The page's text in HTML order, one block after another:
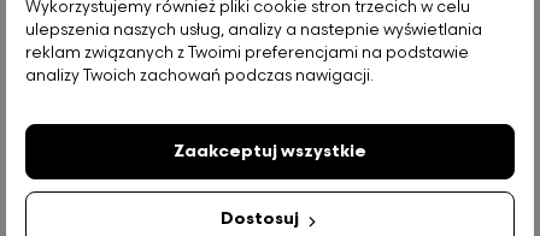
2. Wartość kodu rabatowego wyliczana jest na podstawie ilości
wymienionych przez Klienta punktów lojalnościowych.
Obowiązuje przelicznik: 20 punktów = 1 złoty brutto rabatu.
informowania o tym Uczestników Programu.
3. Klient może skorzystać z wymiany punktów na kody rabatowe
przez okres do 1 miesiąca po zakończeniu obowiązywania
Wykorzystujemy również pliki cookie stron trzecich w celu
ulepszenia naszych usług, analizy a nastepnie wyświetlania
reklam związanych z Twoimi preferencjami na podstawie
analizy Twoich zachowań podczas nawigacji.
Dostosuj
Zaakceptuj wszystkie